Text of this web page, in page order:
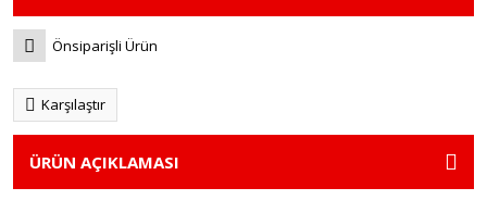
Önsiparişli Ürün
Karşılaştır
ÜRÜN AÇIKLAMASI